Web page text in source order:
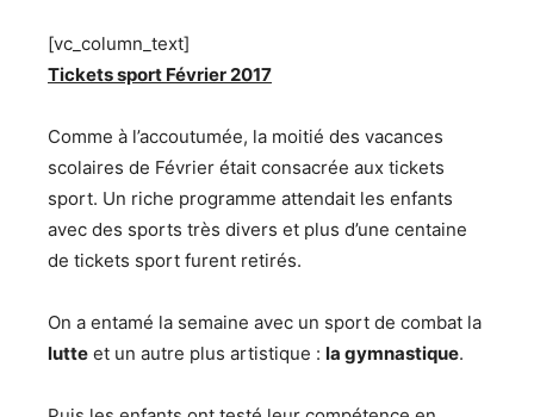
[vc_column_text]
Tickets sport Février 2017
Comme à l’accoutumée, la moitié des vacances
scolaires de Février était consacrée aux tickets
sport. Un riche programme attendait les enfants
avec des sports très divers et plus d’une centaine
de tickets sport furent retirés.
On a entamé la semaine avec un sport de combat la
lutte et un autre plus artistique : la gymnastique.